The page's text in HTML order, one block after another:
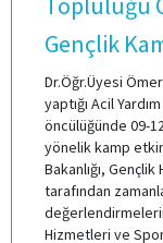
ÖĞRENCİ
TESİSLERİMİZ
YEMEK MENÜSÜ
Gençlik
Dr.Öğr.Üyesi Ömer
yaptığı Acil
öncülüğünde 09-
yönelik kamp
Bakanlığı,
tarafından
Hizmetleri ve Spor